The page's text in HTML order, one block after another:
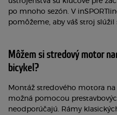
po mnoho sezón. V
pomôžeme, aby váš stroj
Môžem si stredový motor
bicykel?
Montáž stredového motora
možná pomocou
neodporúčajú. Rámy